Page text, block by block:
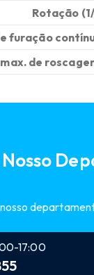
Rotação
furação
de
17:00